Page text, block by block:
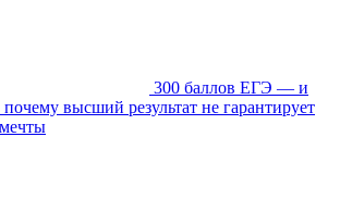
300 баллов ЕГЭ — и
высший результат не гарантирует